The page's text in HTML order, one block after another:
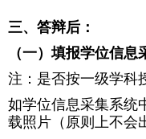
三、答辩后：
（一）填报学位信息
注：是否按一级学科
如学位信息采集系统
载照片（原则上不会